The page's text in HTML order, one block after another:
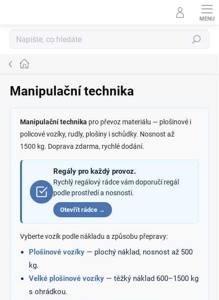
Hledat
Domů
Manipulační technika
Manipulační technika pro převoz materiálu — plošinové i
policové vozíky, rudly, plošiny i schůdky. Nosnost až
1500 kg. Doprava zdarma, rychlé dodání.
Regály pro každý provoz.
Rychlý regálový rádce vám doporučí regál
podle prostředí a nosnosti.
Otevřít rádce →
Vyberte vozík podle nákladu a způsobu přepravy:
Plošinové vozíky — plochý náklad, nosnost až 500
kg.
Velké plošinové vozíky — těžký náklad 600–1500 kg
s ohrádkou.